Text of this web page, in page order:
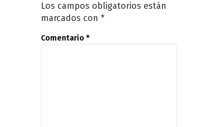
Los campos obligatorios están
marcados con *
Comentario *